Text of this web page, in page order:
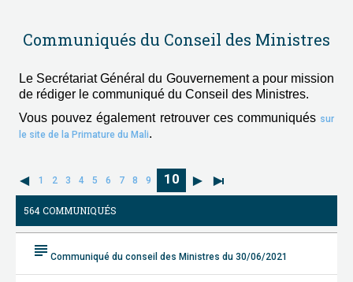
Communiqués du Conseil des Ministres
Le Secrétariat Général du Gouvernement a pour mission
de rédiger le communiqué du Conseil des Ministres.
Vous pouvez également retrouver ces communiqués sur
le site de la Primature du Mali.
1 2 3 4 5 6 7 8 9 10
564 COMMUNIQUÉS
subject Communiqué du conseil des Ministres du 30/06/2021